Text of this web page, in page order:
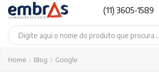
(11) 3605-1589
Search
Home Blog Google